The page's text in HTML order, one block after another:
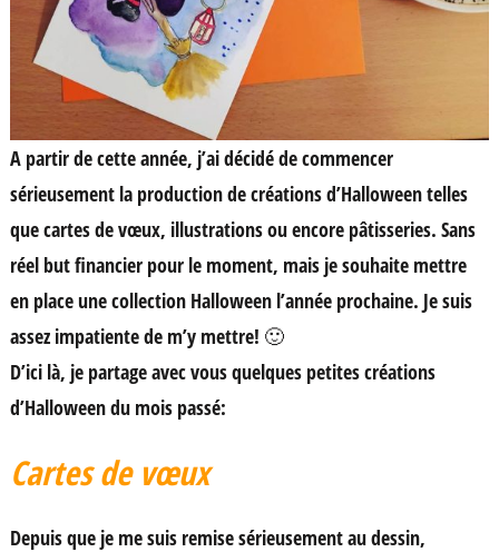
A partir de cette année, j’ai décidé de commencer
sérieusement la production de créations d’Halloween telles
que cartes de vœux, illustrations ou encore pâtisseries. Sans
réel but financier pour le moment, mais je souhaite mettre
en place une collection Halloween l’année prochaine. Je suis
assez impatiente de m’y mettre! 🙂
D’ici là, je partage avec vous quelques petites créations
d’Halloween du mois passé:
Cartes de vœux
Depuis que je me suis remise sérieusement au dessin,